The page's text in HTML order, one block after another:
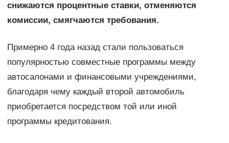
снижаются процентные ставки, отменяются
комиссии, смягчаются требования.
Примерно 4 года назад стали пользоваться
популярностью совместные программы между
автосалонами и финансовыми учреждениями,
благодаря чему каждый второй автомобиль
приобретается посредством той или иной
программы кредитования.